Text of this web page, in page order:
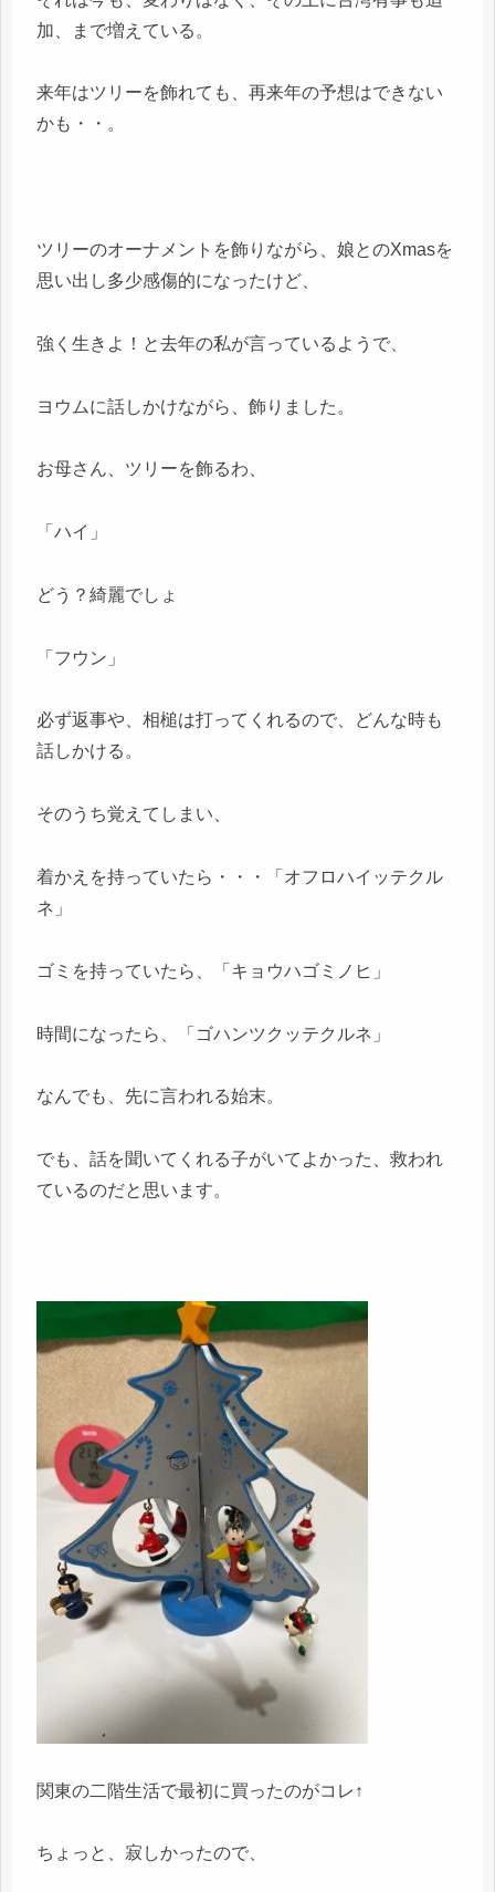
加、まで増えている。
来年はツリーを飾れても、再来年の予想はできない
かも・・。
ツリーのオーナメントを飾りながら、娘とのXmasを
思い出し多少感傷的になったけど、
強く生きよ！と去年の私が言っているようで、
ヨウムに話しかけながら、飾りました。
お母さん、ツリーを飾るわ、
「ハイ」
どう？綺麗でしょ
「フウン」
必ず返事や、相槌は打ってくれるので、どんな時も
話しかける。
そのうち覚えてしまい、
着かえを持っていたら・・・「オフロハイッテクル
ネ」
ゴミを持っていたら、「キョウハゴミノヒ」
時間になったら、「ゴハンツクッテクルネ」
なんでも、先に言われる始末。
でも、話を聞いてくれる子がいてよかった、救われ
ているのだと思います。
関東の二階生活で最初に買ったのがコレ↑
ちょっと、寂しかったので、